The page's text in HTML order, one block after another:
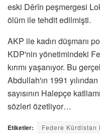
eski Dêrîn peşmergesi
ölüm ile tehdit edilmişti.
AKP ile kadın düşmanı
KDP'nin yönetimindeki
kırımı yaşanıyor. Bu
Abdullah'ın 1991
sayısının Halepçe
sözleri özetliyor…
Etiketler:
Federe Kürdistan